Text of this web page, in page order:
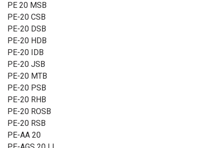
PE 20 MSB
PE-20 CSB
PE-20 DSB
PE-20 HDB
PE-20 IDB
PE-20 JSB
PE-20 MTB
PE-20 PSB
PE-20 RHB
PE-20 ROSB
PE-20 RSB
PE-AA 20